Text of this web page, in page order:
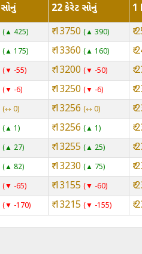
22 કેરેટ સોનું
1
▲ 425 ₹ 13750 ▲ 390 ₹
▲ 175 ₹ 13360 ▲ 160 ₹
▼ -55 ₹ 13200 ▼ -50 ₹
▼ -6 ₹ 13250 ▼ -6 ₹
⇿ 0 ₹ 13256 ⇿ 0 ₹
▲ 1 ₹ 13256 ▲ 1 ₹
▲ 27 ₹ 13255 ▲ 25 ₹
▲ 82 ₹ 13230 ▲ 75 ₹
▼ -65 ₹ 13155 ▼ -60 ₹
▼ -170 ₹ 13215 ▼ -155 ₹